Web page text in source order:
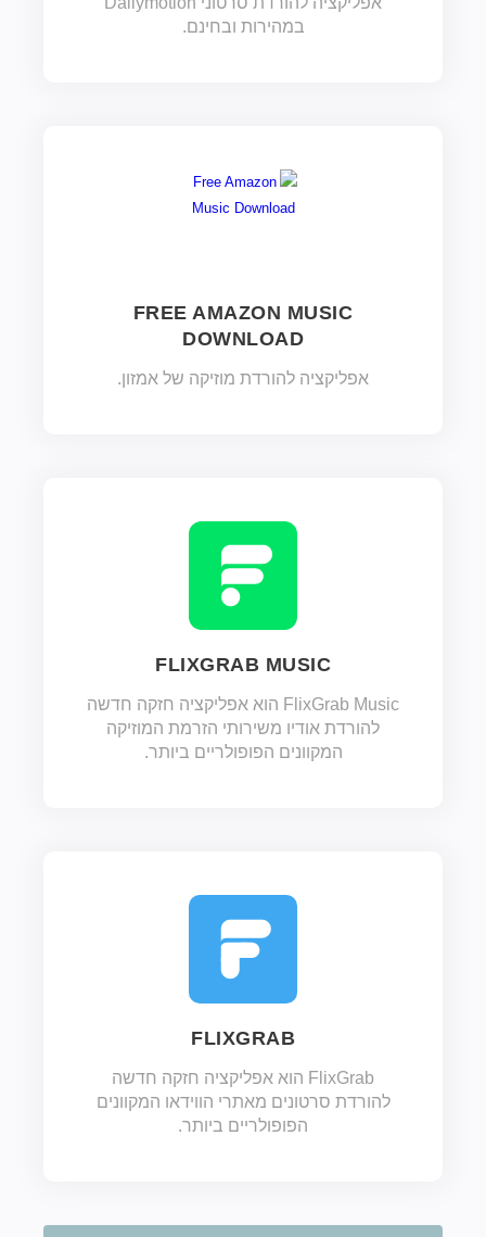
במהירות ובחינם.
FREE AMAZON MUSIC
DOWNLOAD
אפליקציה להורדת מוזיקה של אמזון.
FLIXGRAB MUSIC
FlixGrab Music הוא אפליקציה חזקה חדשה
להורדת אודיו משירותי הזרמת המוזיקה
המקוונים הפופולריים ביותר.
FLIXGRAB
FlixGrab הוא אפליקציה חזקה חדשה
להורדת סרטונים מאתרי הווידאו המקוונים
הפופולריים ביותר.